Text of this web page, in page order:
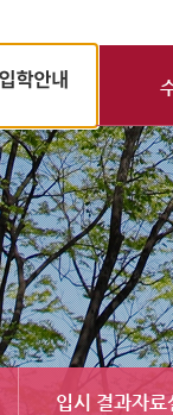
입시 결과자료